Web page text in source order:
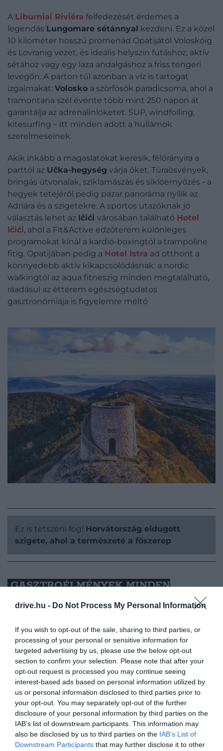
drive.hu - Do Not Process My Personal Information
If you wish to opt-out of the sale, sharing to third parties, or
processing of your personal or sensitive information for
targeted advertising by us, please use the below opt-out
section to confirm your selection. Please note that after your
opt-out request is processed you may continue seeing
interest-based ads based on personal information utilized by
us or personal information disclosed to third parties prior to
your opt-out. You may separately opt-out of the further
disclosure of your personal information by third parties on the
IAB’s list of downstream participants. This information may
also be disclosed by us to third parties on the IAB’s List of
Downstream Participants that may further disclose it to other
A Liburniai Riviéra felfedezését érdemes a
legendás Lungomare sétánnyal kezdeni. Ez a közel
10 kilométer hosszú promenád Opatijától Voloskóig
és Lovranig vezet, és ideális helyszín futáshoz, aktív
sétához vagy egy laza andalgáshoz a friss tengeri
levegőn. A parton túl azonban a víz is tartogat
izgalmakat: Volosko a szörfösök paradicsoma, ahol a
tramontana szél évente több mint 250 napon át
garantálja az adrenalinlöketet. SUP, windfoiling,
kitesurfing – itt minden adott a hullámok
szerelmeseinek.
Akik inkább a magaslatokat keresik, félórányira a
parttól az Učka-hegység várja őket. Túraösvények,
bringás útvonalak, sziklamászás és siklóernyőzés - a
hegyek tetejéről pedig pazar panoráma nyílik az
Adriára és a szigetekre. A sportos utazóknak jó
választás lehet az Ičići városában található Hotel
Ičići, ahol a Fit&Active edzőterem különleges
programokat kínál a kardió-boxingtól a trampoline
fitig. Opatijában pedig a Hotel Istra ad otthont a
könnyedebb aktív kikapcsolódásnak: a nordic
walkingtól az aqua fitneszig minden megtalálható,
ráadásul az étterem egészségtudatos
gasztronómiája is figyelemre méltó
Ez is tetszeni fog! Horvátország eldugott
szigete, ahol a természeté a főszerep
GASZTROÉLMÉNYEK MINDEN
ÉVSZAKBAN
Opatija híres kávéházai, aCafé Straussés aCafé
Imperialegyszerre idézik a monarchia korát és
kínálnak modern ízeket, helyi csavarral. A teraszokon
októberben gesztenyés desszertek, novemberben
pedig a Csokoládé Fesztivál édességei csábítják az
utazót. A kávéházi hangulatot legjobban a
történelmi épületben található
Hotel Imperial
elegáns teraszán lehet átélni, ahol a szezonális
menük még különlegesebbé teszik az élményt.